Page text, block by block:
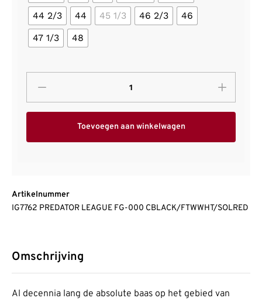
44 2/3
44 45 1/3 46 2/3
46
47 1/3
48
Toevoegen aan winkelwagen
Artikelnummer
IG7762 PREDATOR LEAGUE FG-000 CBLACK/FTWWHT/SOLRED
Omschrijving
Al decennia lang de absolute baas op het gebied van